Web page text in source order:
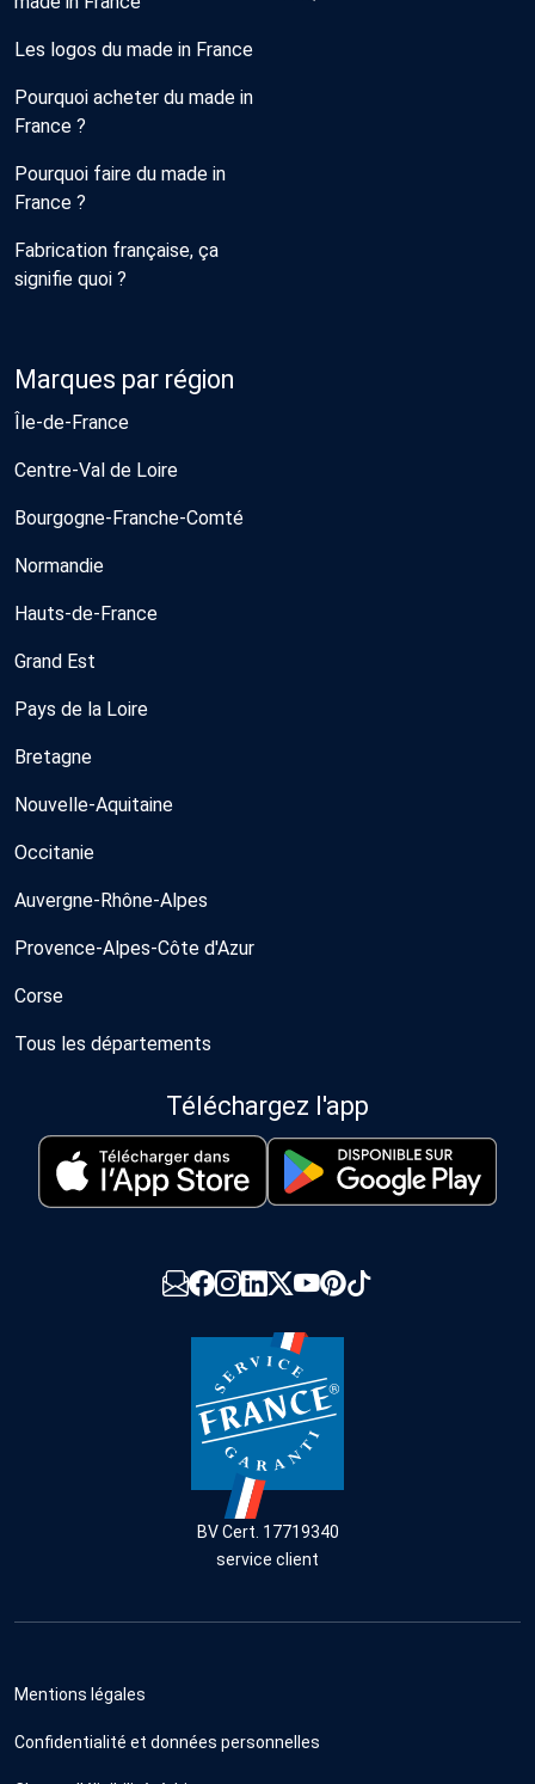
Les logos du made in France
Pourquoi acheter du made in
France ?
Pourquoi faire du made in
France ?
Fabrication française, ça
signifie quoi ?
Marques par région
Île-de-France
Centre-Val de Loire
Bourgogne-Franche-Comté
Normandie
Hauts-de-France
Grand Est
Pays de la Loire
Bretagne
Nouvelle-Aquitaine
Occitanie
Auvergne-Rhône-Alpes
Provence-Alpes-Côte d'Azur
Corse
Tous les départements
Téléchargez l'app
BV Cert. 17719340
service client
Mentions légales
Confidentialité et données personnelles